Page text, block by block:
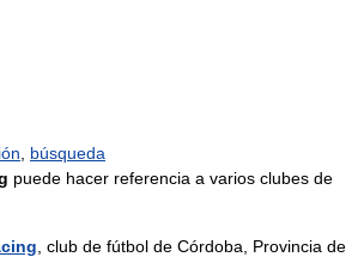
búsqueda
puede hacer referencia a varios clubes de
, club de fútbol de Córdoba, Provincia de